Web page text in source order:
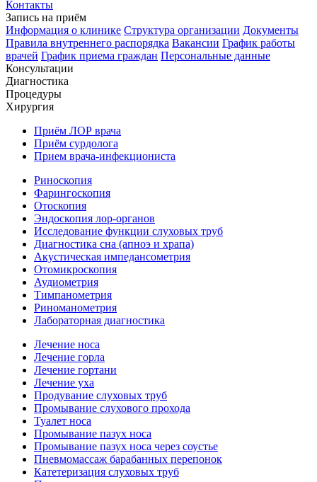
Контакты
Запись на приём
Информация о клинике Структура организации Документы
Правила внутреннего распорядка Вакансии График работы
врачей График приема граждан Персональные данные
Консультации
Диагностика
Процедуры
Хирургия
Приём ЛОР врача
Приём сурдолога
Прием врача-инфекциониста
Риноскопия
Фарингоскопия
Отоскопия
Эндоскопия лор-органов
Исследование функции слуховых труб
Диагностика сна (апноэ и храпа)
Акустическая импедансометрия
Отомикроскопия
Аудиометрия
Тимпанометрия
Риноманометрия
Лабораторная диагностика
Лечение носа
Лечение горла
Лечение гортани
Лечение уха
Продувание слуховых труб
Промывание слухового прохода
Туалет носа
Промывание пазух носа
Промывание пазух носа через соустье
Пневмомассаж барабанных перепонок
Катетеризация слуховых труб